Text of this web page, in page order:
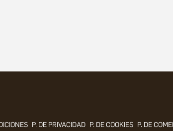
P. DE PRIVACIDAD P. DE COOKIES P. DE